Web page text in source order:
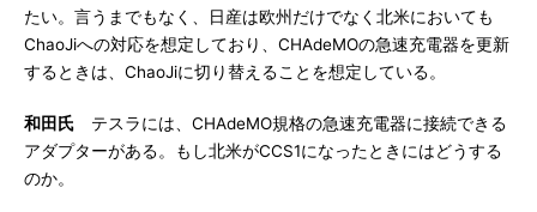
たい。言うまでもなく、日産は欧州だけでなく北米においても
ChaoJiへの対応を想定しており、CHAdeMOの急速充電器を更新
するときは、ChaoJiに切り替えることを想定している。
和田氏 テスラには、CHAdeMO規格の急速充電器に接続できる
アダプターがある。もし北米がCCS1になったときにはどうする
のか。